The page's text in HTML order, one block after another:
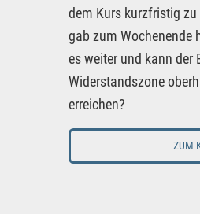
dem Kurs kurzfristig
gab zum Wochenende
es weiter und kann der
Widerstandszone
erreichen?
ZUM